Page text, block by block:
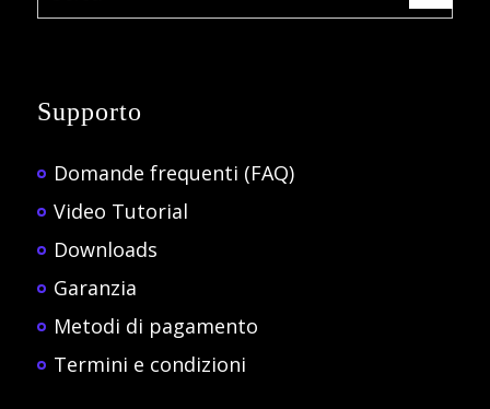
Supporto
Domande frequenti (FAQ)
Video Tutorial
Downloads
Garanzia
Metodi di pagamento
Termini e condizioni